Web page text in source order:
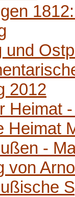
und
2012
Heimat
Heimat
-
von